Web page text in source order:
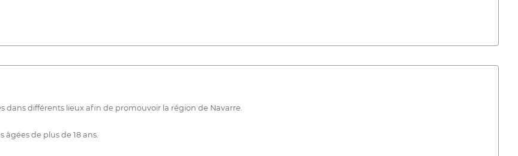
différents lieux afin de promouvoir la région de Navarre.
âgées de plus de 18 ans.